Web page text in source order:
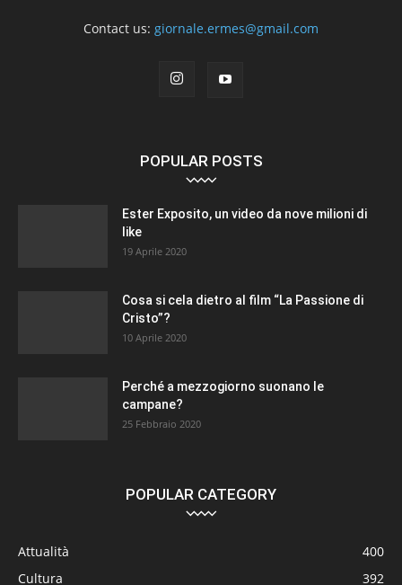
Contact us: giornale.ermes@gmail.com
POPULAR POSTS
Ester Exposito, un video da nove milioni di
like
19 Aprile 2020
Cosa si cela dietro al film “La Passione di
Cristo”?
10 Aprile 2020
Perché a mezzogiorno suonano le
campane?
25 Febbraio 2020
POPULAR CATEGORY
Attualità
400
Cultura
392